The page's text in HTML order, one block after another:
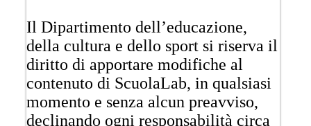
Il Dipartimento dell’educazione,
della cultura e dello sport si riserva il
diritto di apportare modifiche al
contenuto di ScuolaLab, in qualsiasi
momento e senza alcun preavviso,
declinando ogni responsabilità circa